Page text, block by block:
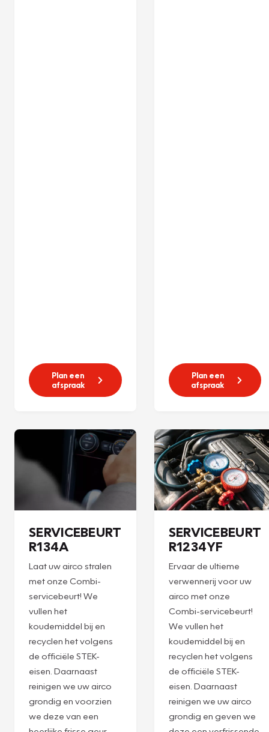
afspraak
afspraak
SERVICEBEURT
R134A
SERVICEBEURT
R1234YF